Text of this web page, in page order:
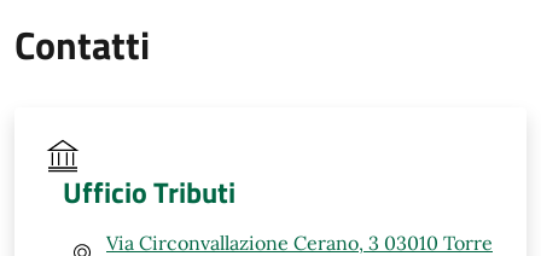
Contatti
Ufficio Tributi
Via Circonvallazione Cerano, 3 03010 Torre